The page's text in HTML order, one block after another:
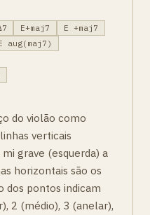
E+maj7
E +maj7
aug(maj7)
do violão como
verticais
grave (esquerda) a
horizontais são os
dos pontos indicam
2 (médio), 3 (anelar),